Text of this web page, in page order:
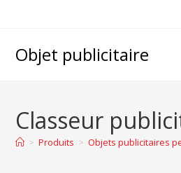
Objet publicitaire
Classeur
> Produits > Objets publicitaires